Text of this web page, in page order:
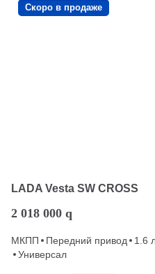
Скоро в продаже
LADA Vesta SW CROSS
2 018 000 q
МКПП Передний привод 1.6
Универсал